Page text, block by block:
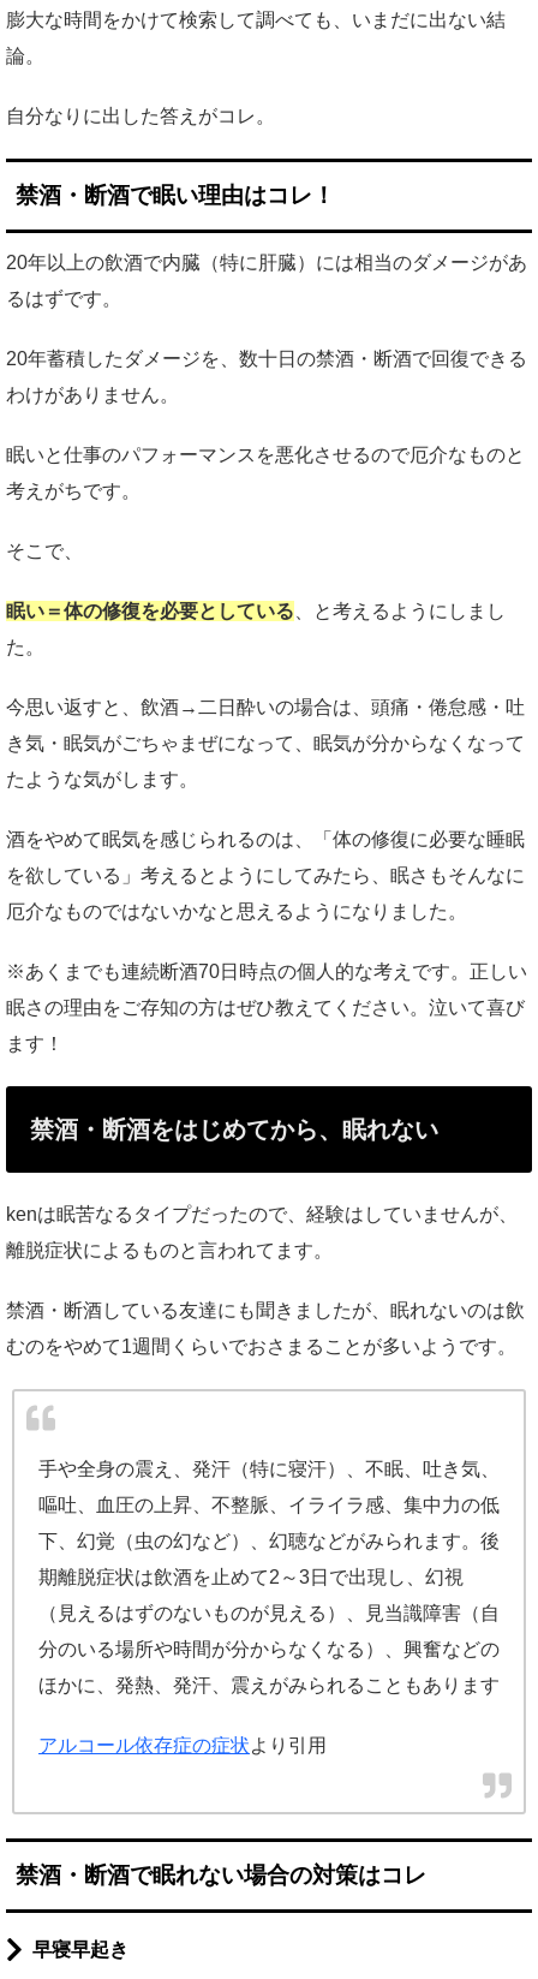
膨大な時間をかけて検索して調べても、いまだに出ない結
論。
自分なりに出した答えがコレ。
禁酒・断酒で眠い理由はコレ！
20年以上の飲酒で内臓（特に肝臓）には相当のダメージがあ
るはずです。
20年蓄積したダメージを、数十日の禁酒・断酒で回復できる
わけがありません。
眠いと仕事のパフォーマンスを悪化させるので厄介なものと
考えがちです。
そこで、
眠い＝体の修復を必要としている 、と考えるようにしまし
た。
今思い返すと、飲酒→二日酔いの場合は、頭痛・倦怠感・吐
き気・眠気がごちゃまぜになって、眠気が分からなくなって
たような気がします。
酒をやめて眠気を感じられるのは、「体の修復に必要な睡眠
を欲している」考えるとようにしてみたら、眠さもそんなに
厄介なものではないかなと思えるようになりました。
※あくまでも連続断酒70日時点の個人的な考えです。正しい
眠さの理由をご存知の方はぜひ教えてください。泣いて喜び
ます！
禁酒・断酒をはじめてから、眠れない
kenは眠苦なるタイプだったので、経験はしていませんが、
離脱症状によるものと言われてます。
禁酒・断酒している友達にも聞きましたが、眠れないのは飲
むのをやめて1週間くらいでおさまることが多いようです。
手や全身の震え、発汗（特に寝汗）、不眠、吐き気、
嘔吐、血圧の上昇、不整脈、イライラ感、集中力の低
下、幻覚（虫の幻など）、幻聴などがみられます。後
期離脱症状は飲酒を止めて2～3日で出現し、幻視
（見えるはずのないものが見える）、見当識障害（自
分のいる場所や時間が分からなくなる）、興奮などの
ほかに、発熱、発汗、震えがみられることもあります
アルコール依存症の症状より引用
禁酒・断酒で眠れない場合の対策はコレ
早寝早起き